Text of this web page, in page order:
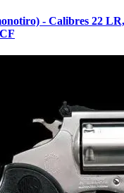
- Calibres 22